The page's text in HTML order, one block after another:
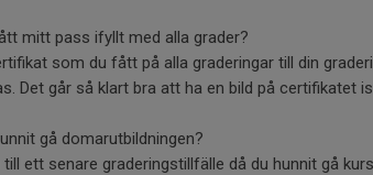
mitt pass ifyllt med alla grader?
som du fått på alla graderingar till din
Det går så klart bra att ha en bild på certifikatet
gå domarutbildningen?
till ett senare graderingstillfälle då du hunnit gå